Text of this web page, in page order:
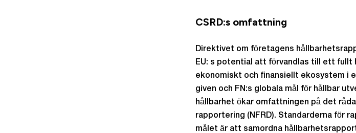
CSRD:s omfattning
Direktivet om företagens
EU: s potential att förvandlas till ett fullt
ekonomiskt och finansiellt ekosystem i
given och FN:s globala mål för hållbar
hållbarhet ökar omfattningen på det
rapportering (NFRD). Standarderna för
målet är att samordna